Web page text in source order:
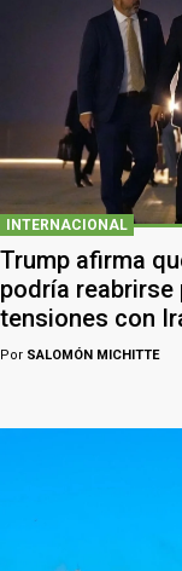
INTERNACIONAL
Trump afirma
podría
tensiones con
Por SALOMÓN MICHITTE